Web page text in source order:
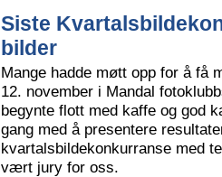
Siste
bilder
Mange hadde møtt opp for å få
12. november i Mandal
begynte flott med kaffe og god
gang med å presentere
kvartalsbildekonkurranse med
vært jury for oss.